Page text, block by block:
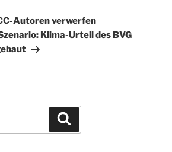
Autoren verwerfen
Klima-Urteil des BVG